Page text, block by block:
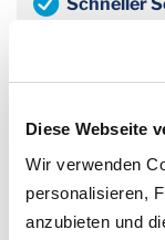
Diese Webseite
Wir verwenden
personalisieren,
anzubieten und
Bei
Sicher und